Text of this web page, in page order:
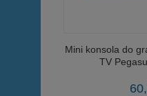
Mini konsola do
TV